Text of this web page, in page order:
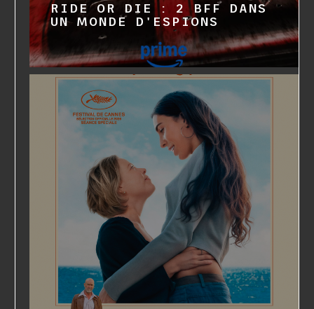
RIDE OR DIE : 2 BFF DANS
UN MONDE D'ESPIONS